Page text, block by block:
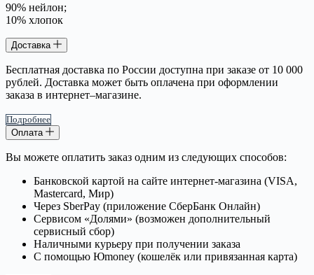
90% нейлон;
10% хлопок
Доставка
Бесплатная доставка по России доступна при заказе от 10 000
рублей. Доставка может быть оплачена при оформлении
заказа в интернет–магазине.
Подробнее
Оплата
Вы можете оплатить заказ одним из следующих способов:
Банковской картой на сайте интернет-магазина (VISA,
Mastercard, Мир)
Через SberPay (приложение СберБанк Онлайн)
Сервисом «Долями» (возможен дополнительный
сервисный сбор)
Наличными курьеру при получении заказа
С помощью Юmoney (кошелёк или привязанная карта)